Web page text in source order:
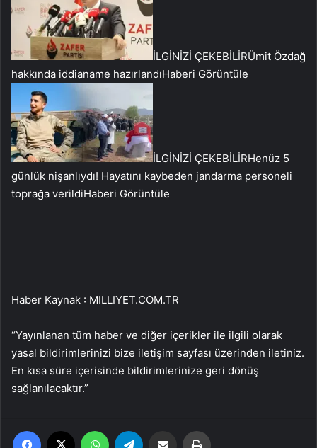
İLGİNİZİ ÇEKEBİLİRÜmit Özdağ
hakkında iddianame hazırlandıHaberi Görüntüle
İLGİNİZİ ÇEKEBİLİRHenüz 5
günlük nişanlıydı! Hayatını kaybeden jandarma personeli
toprağa verildiHaberi Görüntüle
Haber Kaynak : MILLIYET.COM.TR
“Yayınlanan tüm haber ve diğer içerikler ile ilgili olarak
yasal bildirimlerinizi bize iletişim sayfası üzerinden iletiniz.
En kısa süre içerisinde bildirimlerinize geri dönüş
sağlanılacaktır.”
Facebook WhatsApp Email'den paylaş